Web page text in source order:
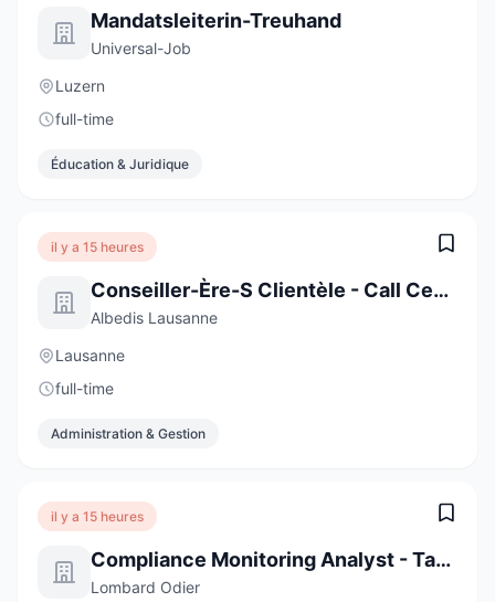
Mandatsleiterin-Treuhand
Universal-Job
Luzern
full-time
Éducation & Juridique
il y a 15 heures
Conseiller-Ère-S Clientèle - Call Center
Albedis Lausanne
Lausanne
full-time
Administration & Gestion
il y a 15 heures
Compliance Monitoring Analyst - Task Force (6-Month Contract)
Lombard Odier